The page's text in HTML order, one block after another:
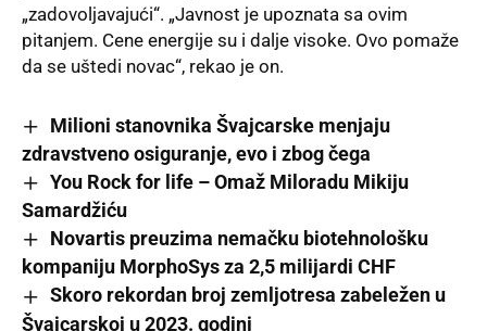
„zadovoljavajući“. „Javnost je upoznata sa ovim
pitanjem. Cene energije su i dalje visoke. Ovo pomaže
da se uštedi novac“, rekao je on.
Milioni stanovnika Švajcarske menjaju
zdravstveno osiguranje, evo i zbog čega
You Rock for life – Omaž Miloradu Mikiju
Samardžiću
Novartis preuzima nemačku biotehnološku
kompaniju MorphoSys za 2,5 milijardi CHF
Skoro rekordan broj zemljotresa zabeležen u
Švajcarskoj u 2023. godini